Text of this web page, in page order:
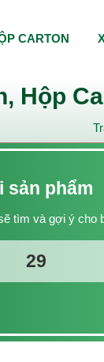
Hộp
sản phẩm
tìm và gợi ý cho
CARTON